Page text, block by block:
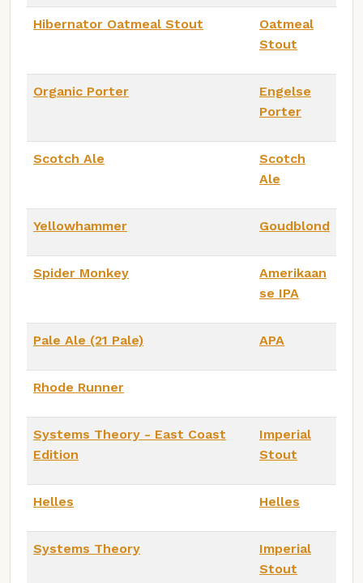
Hibernator Oatmeal Stout
Oatmeal
Stout
Organic Porter
Engelse
Porter
Scotch Ale
Scotch
Ale
Yellowhammer Goudblond
Spider Monkey
Amerikaan
se IPA
Pale Ale (21 Pale) APA
Rhode Runner
Systems Theory - East Coast
Edition
Imperial
Stout
Helles Helles
Systems Theory
Imperial
Stout